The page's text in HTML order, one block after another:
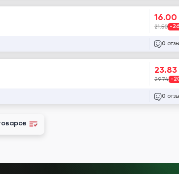
16.00
21.50 -
0
23.83
29.74 -
0